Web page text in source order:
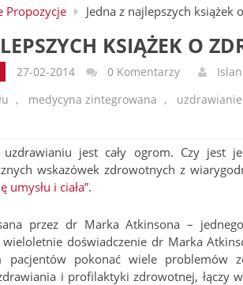
Propozycje Jedna z najlepszych książek
KSIĄŻEK O
27-02-2014 0 Komentarzy
, medycyna zintegrowana , uzdrawianie
jest cały ogrom. Czy jest
wskazówek zdrowotnych z
umysłu i ciała”.
przez dr Marka Atkinsona –
doświadczenie dr Marka
pacjentów pokonać wiele problemów
i profilaktyki zdrowotnej, łączy